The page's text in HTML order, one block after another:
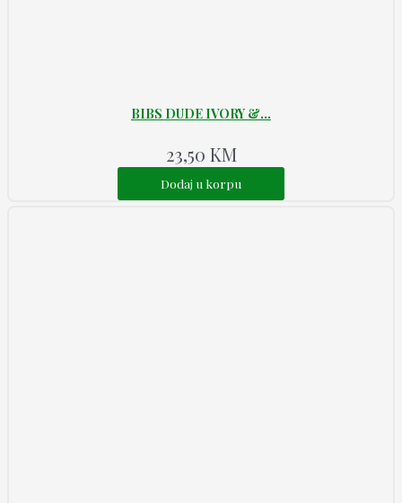
BIBS DUDE IVORY &...
23,50 KM
Dodaj u korpu